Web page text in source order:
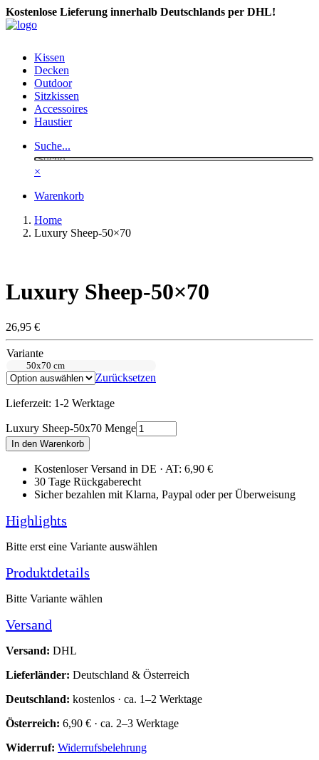
Kostenlose Lieferung innerhalb Deutschlands per DHL!
Kissen
Decken
Outdoor
Sitzkissen
Accessoires
Haustier
Suche...
×
Warenkorb
Home
Luxury Sheep-50×70
Luxury Sheep-50×70
26,95 €
Variante
50x70 cm
Zurücksetzen
Lieferzeit: 1-2 Werktage
Luxury Sheep-50x70 Menge
In den Warenkorb
Kostenloser Versand in DE · AT: 6,90 €
30 Tage Rückgaberecht
Sicher bezahlen mit Klarna, Paypal oder per Überweisung
Highlights
Bitte erst eine Variante auswählen
Produktdetails
Bitte Variante wählen
Versand
Versand: DHL
Lieferländer: Deutschland & Österreich
Deutschland: kostenlos · ca. 1–2 Werktage
Österreich: 6,90 € · ca. 2–3 Werktage
Widerruf: Widerrufsbelehrung